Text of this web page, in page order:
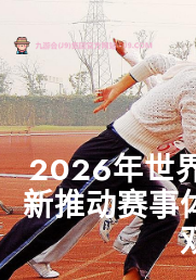
2026年世
新推动赛事